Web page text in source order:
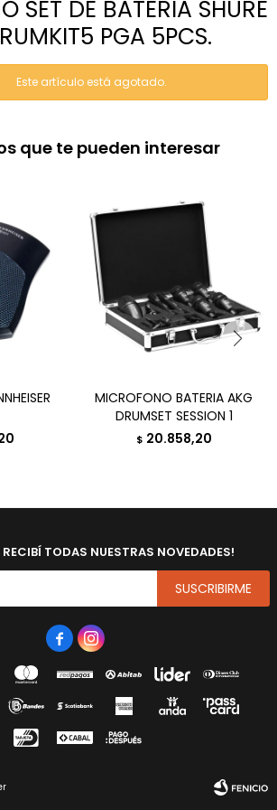
SET DE BATERÍA SHURE
PGA 5PCS.
Este artículo está agotado.
que te pueden interesar
MICROFONO BATERIA AKG
DRUMSET SESSION 1
$ 20.858,20
RECIBÍ TODAS NUESTRAS NOVEDADES!
SUSCRIBIRME
 